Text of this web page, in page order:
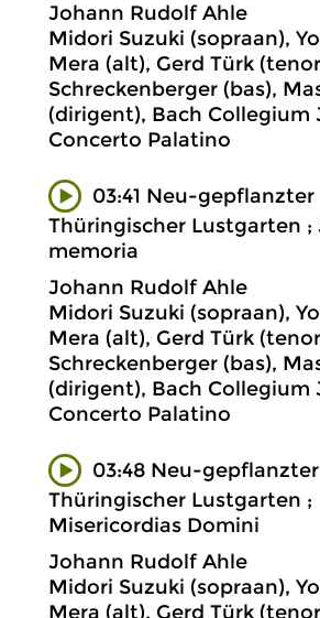
Johann Rudolf Ahle
Midori Suzuki (sopraan),
Mera (alt), Gerd Türk
Schreckenberger (bas),
(dirigent), Bach Collegium
Concerto Palatino
03:41 Neu-gepflanzter
Thüringischer Lustgarten ;
memoria
Johann Rudolf Ahle
Midori Suzuki (sopraan),
Mera (alt), Gerd Türk
Schreckenberger (bas),
(dirigent), Bach Collegium
Concerto Palatino
03:48 Neu-gepflanzter
Thüringischer Lustgarten ;
Misericordias Domini
Johann Rudolf Ahle
Midori Suzuki (sopraan),
Mera (alt), Gerd Türk